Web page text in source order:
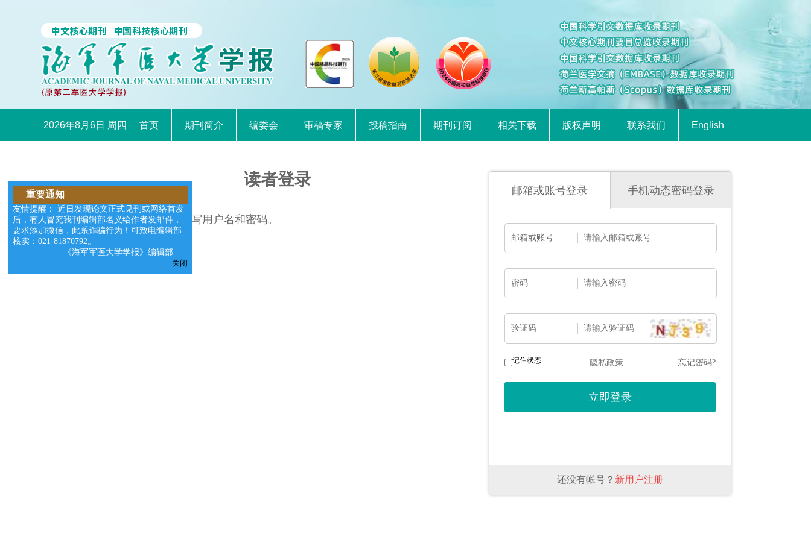
2026年8月6日 周四 首页 期刊简介 编委会 审稿专家 投稿指南 期刊订阅 相关下载 版权声明 联系我们 English
读者登录
请在右边的输入框中填写用户名和密码。
邮箱或账号登录 手机动态密码登录
邮箱或账号
密码
验证码
记住状态 隐私政策 忘记密码?
还没有帐号？ 新用户注册
重要通知
友情提醒： 近日发现论文正式见刊或网络首发
后，有人冒充我刊编辑部名义给作者发邮件，
要求添加微信，此系诈骗行为！可致电编辑部
核实：021-81870792。
《海军军医大学学报》编辑部
关闭